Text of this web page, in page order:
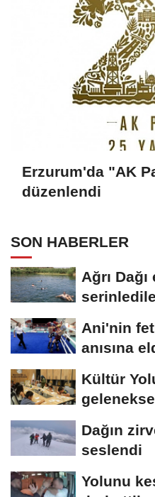
Erzurum'da "AK
düzenlendi
SON HABERLER
Ağrı
Ani'nin
anısına
Kültür
Dağın
seslendi
Yolunu